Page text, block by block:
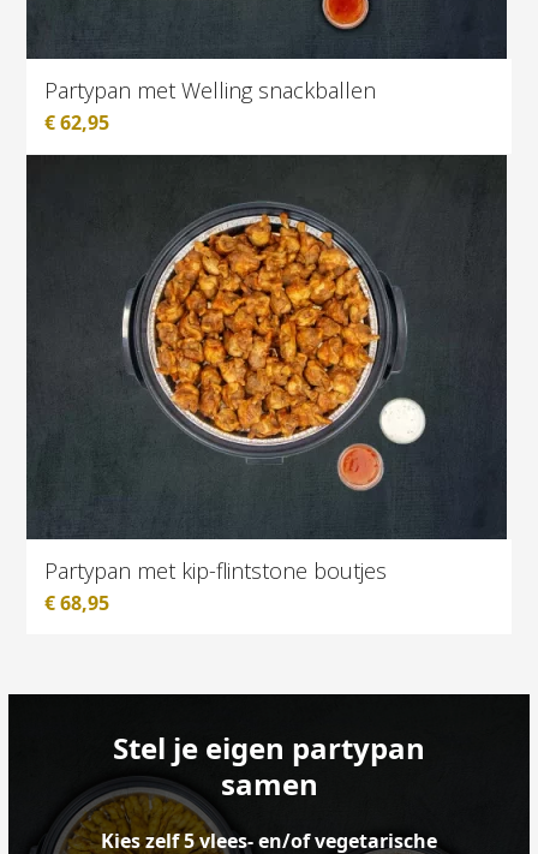
Partypan met Welling snackballen
€62,95
Partypan met kip-flintstone boutjes
€68,95
Stel je eigen partypan
samen
Kies zelf 5 vlees- en/of vegetarische